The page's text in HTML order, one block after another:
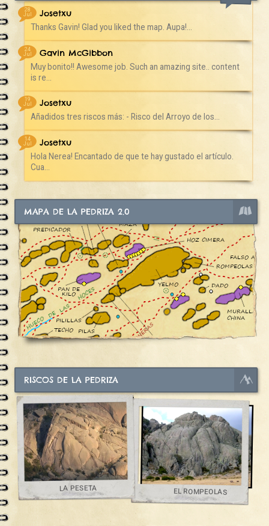
28
Jul
Josetxu
Thanks Gavin! Glad you liked the map. Aupa!...
24
Jul
Gavin McGibbon
Muy bonito!! Awesome job. Such an amazing site.. content
is re...
19
Jul
Josetxu
Añadidos tres riscos más: - Risco del Arroyo de los...
14
Jul
Josetxu
Hola Nerea! Encantado de que te hay gustado el artículo.
Cua...
MAPA DE LA PEDRIZA 2.0
RISCOS DE LA PEDRIZA
LA PESETA EL ROMPEOLAS